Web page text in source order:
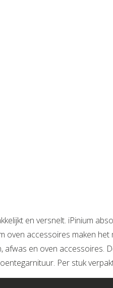
en versnelt. iPinium
oven accessoires maken het
en oven accessoires.
Per stuk